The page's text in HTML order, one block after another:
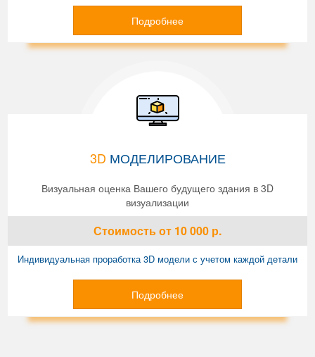
Подробнее
3D МОДЕЛИРОВАНИЕ
Визуальная оценка Вашего будущего здания в 3D
визуализации
Стоимостьот 10 000 р.
Индивидуальная проработка 3D модели с учетом каждой детали
Подробнее